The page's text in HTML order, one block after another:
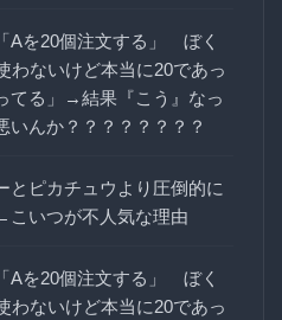
Aを20個注文する」 ぼく
わないけど本当に20であっ
る」→結果『こう』なっ
いんか？？？？？？？？
とピカチュウより圧倒的に
いつが不人気な理由
Aを20個注文する」 ぼく
わないけど本当に20であっ